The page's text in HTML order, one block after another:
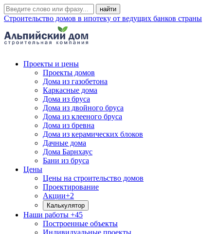
Строительство домов в ипотеку от ведущих банков страны
Проекты и цены
Проекты домов
Дома из газобетона
Каркасные дома
Дома из бруса
Дома из двойного бруса
Дома из клееного бруса
Дома из бревна
Дома из керамических блоков
Дачные дома
Дома Барнхаус
Бани из бруса
Цены
Цены на строительство домов
Проектирование
Акции+2
Калькулятор
Наши работы +45
Построенные объекты
Индивидуальные проекты